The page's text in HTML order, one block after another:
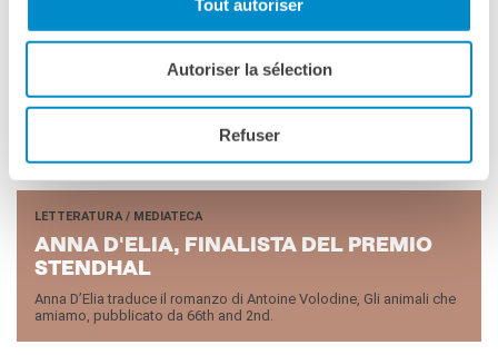
Tout autoriser
Autoriser la sélection
Refuser
MIO STEN­D­HAL
Alberto Bracci Testasecca traduce il romanzo di Négar Djavadi,
Disorientale, pubblicato dalle Edizioni E/O.
LETTERATURA / MEDIATECA
ANNA D'E­LIA, FI­NA­LI­STA DEL PRE­MIO
STEN­D­HAL
Anna D’Elia traduce il romanzo di Antoine Volodine, Gli animali che
amiamo, pubblicato da 66th and 2nd.